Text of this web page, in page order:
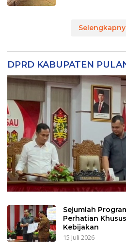
DPRD KABUPATEN
Sejumlah
Perhatian
Kebijakan
15 Juli 2026